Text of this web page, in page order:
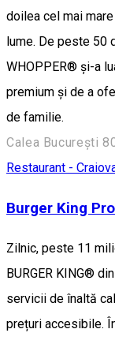
doilea cel mai
lume. De peste 50
WHOPPER® și-a
premium și de a
de familie.
Calea București
Restaurant -
Burger King
Zilnic, peste 11
BURGER KING®
servicii de înaltă
prețuri accesibile.